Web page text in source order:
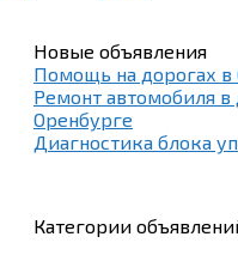
Новые объявления
Помощь на дорогах в
Ремонт автомобиля
Оренбурге
Диагностика блока
Категории